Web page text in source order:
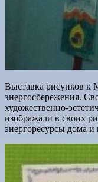
Выставка рисунков
энергосбережения.
художественно-
изображали в своих
энергоресурсы дома и